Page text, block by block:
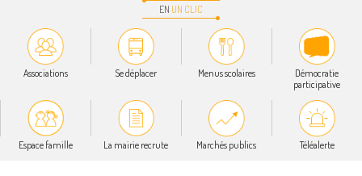
EN UN CLIC
Associations Se déplacer Menus scolaires
Démocratie
participative
Espace famille La mairie recrute Marchés publics Téléalerte